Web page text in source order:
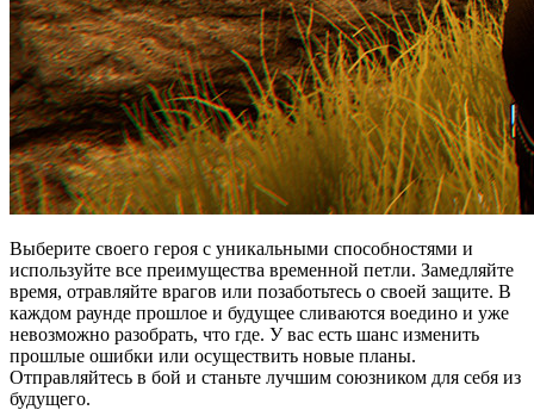
Выберите своего героя с уникальными способностями и
используйте все преимущества временной петли. Замедляйте
время, отравляйте врагов или позаботьтесь о своей защите. В
каждом раунде прошлое и будущее сливаются воедино и уже
невозможно разобрать, что где. У вас есть шанс изменить
прошлые ошибки или осуществить новые планы.
Отправляйтесь в бой и станьте лучшим союзником для себя из
будущего.